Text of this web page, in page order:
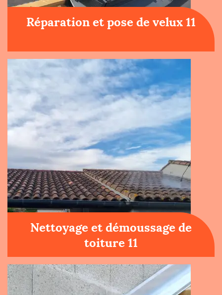
Réparation et pose de velux 11
Nettoyage et démoussage de
toiture 11